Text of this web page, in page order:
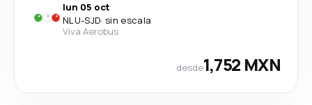
lun 05 oct
NLU-SJD· sin escala
Viva Aerobus
desde1,752 MXN